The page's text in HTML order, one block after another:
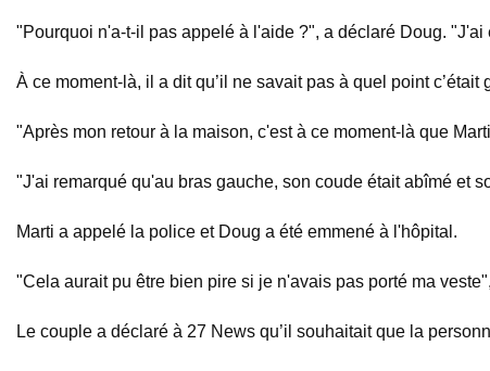
"Pourquoi n'a-t-il pas appelé à l'aide ?", a déclaré Doug. "J'ai
À ce moment-là, il a dit qu’il ne savait pas à quel point c’était
"Après mon retour à la maison, c'est à ce moment-là que
"J'ai remarqué qu'au bras gauche, son coude était abîmé et
Marti a appelé la police et Doug a été emmené à l'hôpital.
"Cela aurait pu être bien pire si je n'avais pas porté ma
Le couple a déclaré à 27 News qu’il souhaitait que la